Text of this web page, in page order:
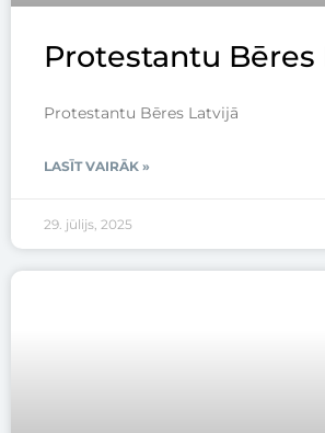
Protestantu Bēres
Protestantu Bēres Latvijā
LASĪT VAIRĀK »
29. jūlijs, 2025